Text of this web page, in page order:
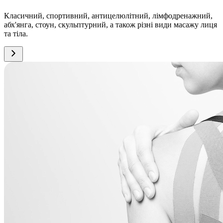
Класичний, спортивний, антицелюлітний, лімфодренажний,
абх'янга, стоун, скульптурний, а також різні види масажу лиця
та тіла.